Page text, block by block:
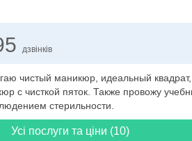
дзвінків
чистый маникюр, идеальный
с чисткой пяток. Также провожу
стерильности.
Усі послуги та ціни (10)